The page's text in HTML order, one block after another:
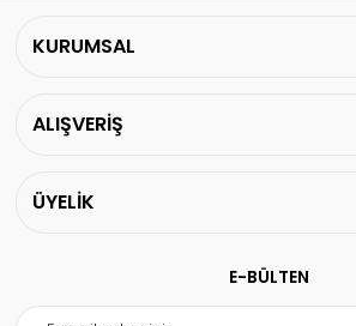
KURUMSAL
ALIŞVERİŞ
ÜYELİK
E-BÜLTEN